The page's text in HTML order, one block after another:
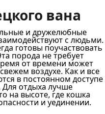
вана
и дружелюбные
с людьми.
готовы поучаствовать
порода не требует
от времени может
воздухе. Как и все
в постоянном доступе
Для отдыха лучше
на высоте, где кошка
и уединении.